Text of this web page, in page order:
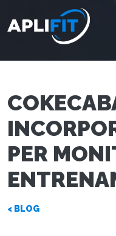
PER
< BLOG